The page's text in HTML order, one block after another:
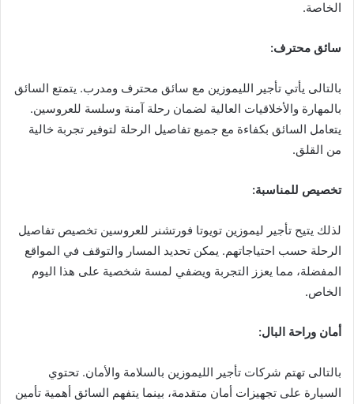
الخاصة.
سائق محترف:
بالتالى يأتي تأجير الليموزين مع سائق محترف ومدرب. يتمتع السائق
بالمهارة والأخلاقيات العالية لضمان رحلة آمنة وسلسة للعروسين.
يتعامل السائق بكفاءة مع جميع تفاصيل الرحلة لتوفير تجربة خالية
من القلق.
تخصيص للمناسبة:
لذلك يتيح تأجير ليموزين تويوتا فورتشنر للعروسين تخصيص تفاصيل
الرحلة حسب احتياجاتهم. يمكن تحديد المسار والتوقف في المواقع
المفضلة، مما يعزز التجربة ويضفي لمسة شخصية على هذا اليوم
الخاص.
أمان وراحة البال:
بالتالى تهتم شركات تأجير الليموزين بالسلامة والأمان. تحتوي
السيارة على تجهيزات أمان متقدمة، بينما يتفهم السائق أهمية تأمين